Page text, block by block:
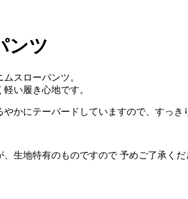
ンツ
スローパンツ。
い履き心地です。
かにテーパードしていますので、すっき
生地特有のものですので 予めご了承くだ